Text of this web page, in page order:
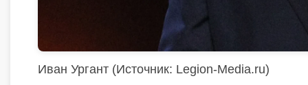
Иван Ургант (Источник: Legion-Media.ru)